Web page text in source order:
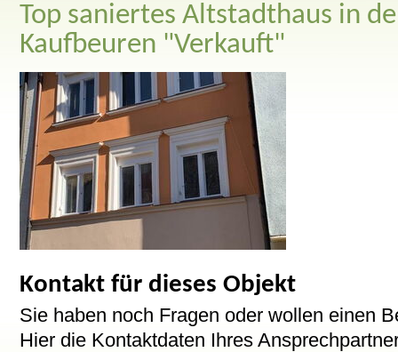
Top saniertes Altstadthaus in
Kaufbeuren "Verkauft"
Kontakt für dieses Objekt
Sie haben noch Fragen oder wollen einen
Hier die Kontaktdaten Ihres